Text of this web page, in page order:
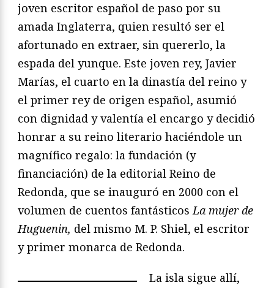
joven escritor español de paso por su
amada Inglaterra, quien resultó ser el
afortunado en extraer, sin quererlo, la
espada del yunque. Este joven rey, Javier
Marías, el cuarto en la dinastía del reino y
el primer rey de origen español, asumió
con dignidad y valentía el encargo y decidió
honrar a su reino literario haciéndole un
magnífico regalo: la fundación (y
financiación) de la editorial Reino de
Redonda, que se inauguró en 2000 con el
volumen de cuentos fantásticosLa mujer de
Huguenin, del mismo M. P. Shiel, el escritor
y primer monarca de Redonda.
La isla sigue allí,